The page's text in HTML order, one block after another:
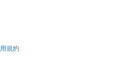
規約